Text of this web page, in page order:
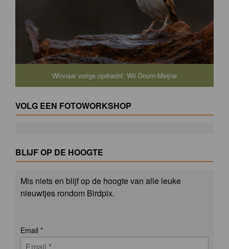
Winnaar vorige opdracht: Wil Doorn-Meijne
VOLG EEN FOTOWORKSHOP
BLIJF OP DE HOOGTE
Mis niets en blijf op de hoogte van alle leuke
nieuwtjes rondom Birdpix.
Email *